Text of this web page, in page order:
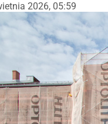
2026, 05:59